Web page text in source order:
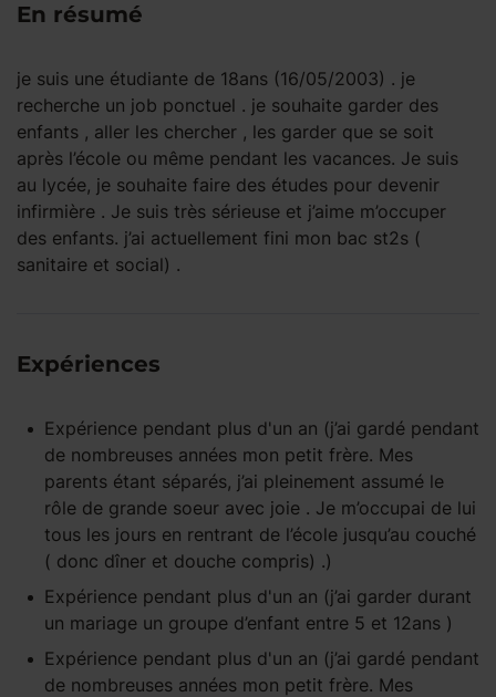
En résumé
je suis une étudiante de 18ans (16/05/2003) . je
recherche un job ponctuel . je souhaite garder des
enfants , aller les chercher , les garder que se soit
après l’école ou même pendant les vacances. Je suis
au lycée, je souhaite faire des études pour devenir
infirmière . Je suis très sérieuse et j’aime m’occuper
des enfants. j’ai actuellement fini mon bac st2s (
sanitaire et social) .
Expériences
Expérience pendant plus d'un an (j’ai gardé pendant
de nombreuses années mon petit frère. Mes
parents étant séparés, j’ai pleinement assumé le
rôle de grande soeur avec joie . Je m’occupai de lui
tous les jours en rentrant de l’école jusqu’au couché
( donc dîner et douche compris) .)
Expérience pendant plus d'un an (j’ai garder durant
un mariage un groupe d’enfant entre 5 et 12ans )
Expérience pendant plus d'un an (j’ai gardé pendant
de nombreuses années mon petit frère. Mes